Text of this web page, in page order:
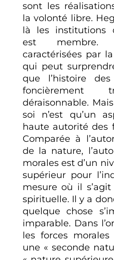
sont les
la volonté libre.
là les institutions
est membre.
caractérisées par
qui peut
que l’histoire
foncièrement
déraisonnable.
soi n’est qu’un
haute autorité des
Comparée à
de la nature,
morales est d’un
supérieur pour
mesure où il
spirituelle. Il y a
quelque chose
imparable. Dans
les forces
une « seconde